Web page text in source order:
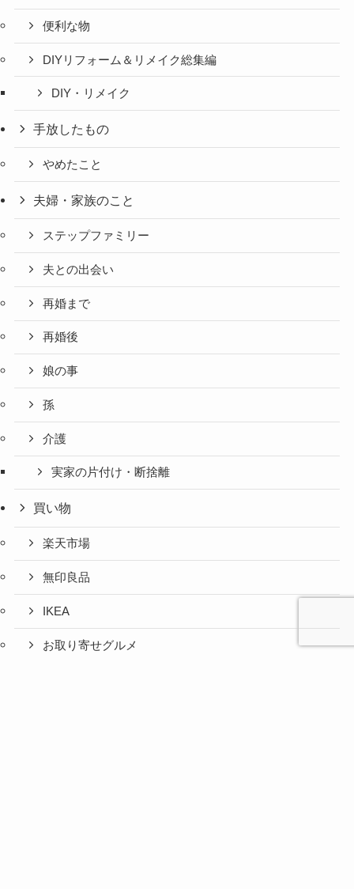
便利な物
DIYリフォーム＆リメイク総集編
DIY・リメイク
手放したもの
やめたこと
夫婦・家族のこと
ステップファミリー
夫との出会い
再婚まで
再婚後
娘の事
孫
介護
実家の片付け・断捨離
買い物
楽天市場
無印良品
IKEA
お取り寄せグルメ